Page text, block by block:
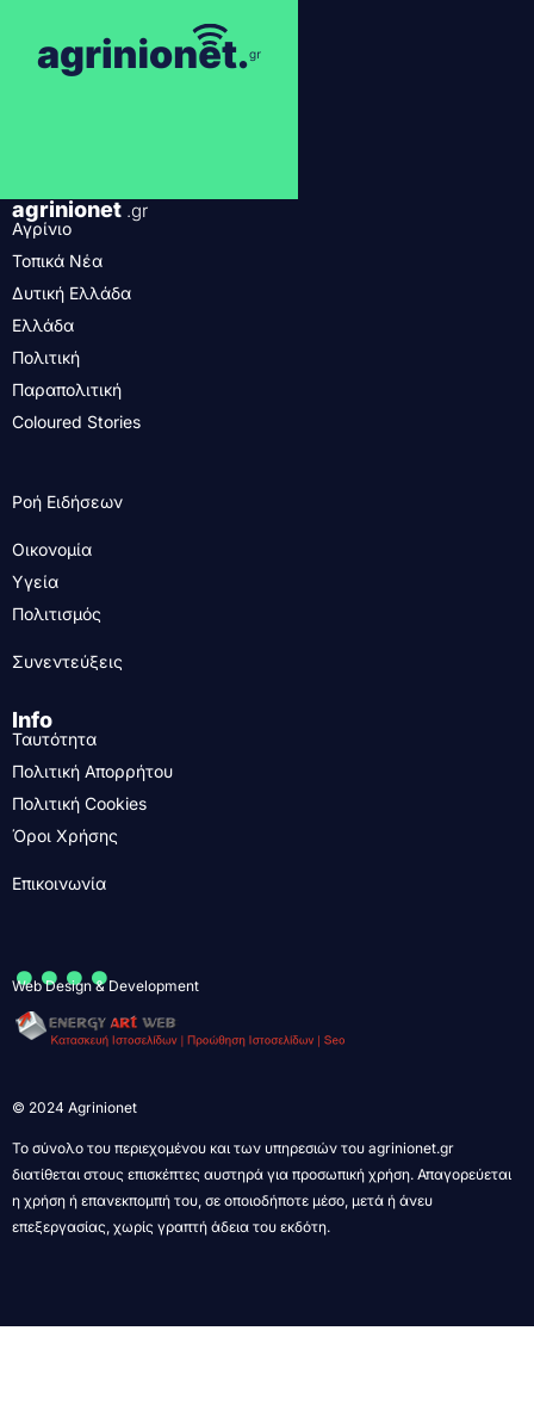
agrinionet .gr
Αγρίνιο
Τοπικά Νέα
Δυτική Ελλάδα
Ελλάδα
Πολιτική
Παραπολιτική
Coloured Stories
Ροή Ειδήσεων
Οικονομία
Υγεία
Πολιτισμός
Συνεντεύξεις
Info
Ταυτότητα
Πολιτική Απορρήτου
Πολιτική Cookies
Όροι Χρήσης
Επικοινωνία
....
Web Design & Development
© 2024 Agrinionet
Το σύνολο του περιεχομένου και των υπηρεσιών του agrinionet.gr
διατίθεται στους επισκέπτες αυστηρά για προσωπική χρήση. Απαγορεύεται
η χρήση ή επανεκπομπή του, σε οποιοδήποτε μέσο, μετά ή άνευ
επεξεργασίας, χωρίς γραπτή άδεια του εκδότη.